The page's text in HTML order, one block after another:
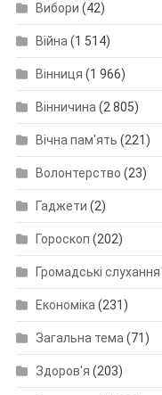
Вибори (42)
Війна (1 514)
Вінниця (1 966)
Вінничина (2 805)
Вічна пам'ять (221)
Волонтерство (23)
Гаджети (2)
Гороскоп (202)
Громадські слухання
Економіка (231)
Загальна тема (71)
Здоров'я (203)